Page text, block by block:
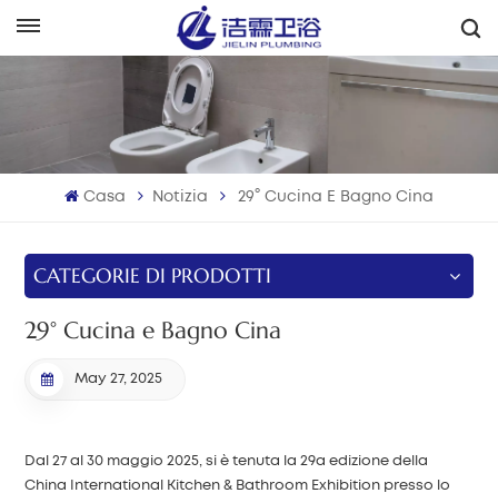
Français
Italiano
Русский
بالعربية
Casa Notizia 29° Cucina E Bagno Cina
CATEGORIE DI PRODOTTI
29° Cucina e Bagno Cina
May 27, 2025
Dal 27 al 30 maggio 2025, si è tenuta la 29a edizione della
China International Kitchen & Bathroom Exhibition presso lo